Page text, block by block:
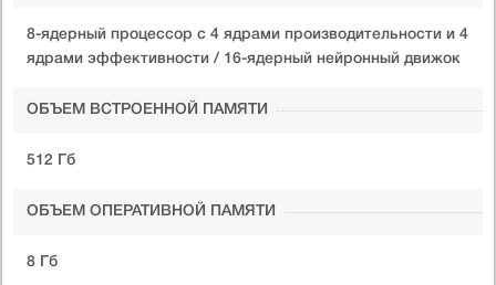
8-ядерный процессор с 4 ядрами производительности и 4
ядрами эффективности / 16-ядерный нейронный движок
ОБЪЕМ ВСТРОЕННОЙ ПАМЯТИ
512 Гб
ОБЪЕМ ОПЕРАТИВНОЙ ПАМЯТИ
8 Гб